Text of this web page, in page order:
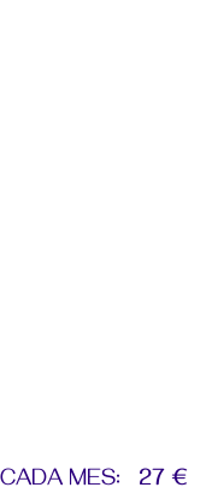
CADA MES: 27 €